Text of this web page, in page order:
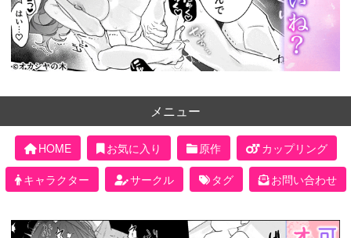
メニュー
HOME お気に入り 原作
カップリング
キャラクター
サークル タグ お問い合わせ